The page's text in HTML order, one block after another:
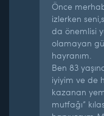
Önce
izlerken
da önemlisi
olamayan
hayranım.
Ben 83
iyiyim ve de
kazanan
mutfağı”